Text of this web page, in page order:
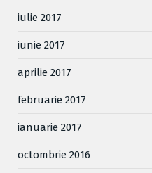
iulie 2017
iunie 2017
aprilie 2017
februarie 2017
ianuarie 2017
octombrie 2016